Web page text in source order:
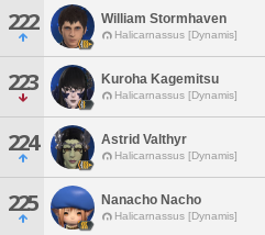
222 William Stormhaven
Halicarnassus [Dynamis]
223 Kuroha Kagemitsu
Halicarnassus [Dynamis]
224 Astrid Valthyr
Halicarnassus [Dynamis]
225 Nanacho Nacho
Halicarnassus [Dynamis]